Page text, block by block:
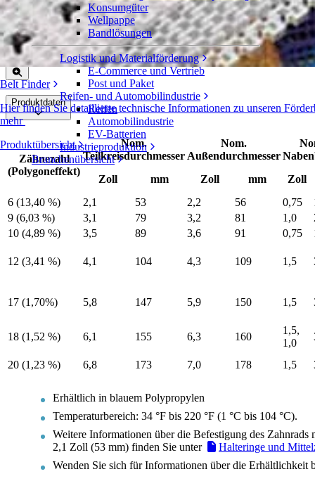
Belt Finder
Hier finden Sie detaillierte technische Informationen zu unseren
mehr
Produktübersicht
Konsumgüter
Wellpappe
Bandlösungen
Logistik und Materialförderung
E-Commerce und Vertrieb
Post und Paket
Reifen- und Automobilindustrie
Reifen
Automobilindustrie
EV-Batterien
Industrieproduktion
Branchenübersicht
Polypropylen-Spritzguss-Zahnrad
Serie 900
Freigeben Angebot einholen
Produktdaten
Zähnezahl
(Polygoneffekt)
Nom.
Teilkreisdurchmesser
Nom.
Außendurchmesser
Zoll
mm Zoll mm
Zoll
6 (13,40 %)
2,1 53 2,2 56 0,75
9 (6,03 %)
3,1 79 3,2 81 1,0
10 (4,89 %)
3,5 89 3,6 91 0,75
12 (3,41 %) 4,1 104 4,3 109 1,5
17 (1,70%) 5,8 147 5,9 150 1,5
18 (1,52 %) 6,1 155 6,3 160
1,5,
1,0
20 (1,23 %) 6,8 173 7,0 178 1,5
Erhältlich in blauem Polypropylen
Temperaturbereich: 34 °F bis 220 °F (1 °C bis 104 °C).
Weitere Informationen über die Befestigung des Zahnrads
2,1 Zoll (53 mm) finden Sie unter
Halteringe und
Wenden Sie sich für Informationen über die Erhältlichkeit